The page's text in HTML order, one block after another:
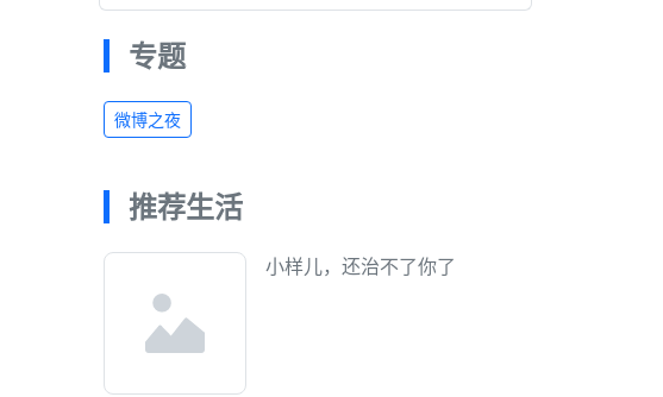
专题
微博之夜
推荐生活
小样儿，还治不了你了